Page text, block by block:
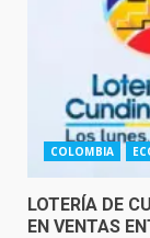
COLOMBIA
LOTERÍA DE
EN VENTAS